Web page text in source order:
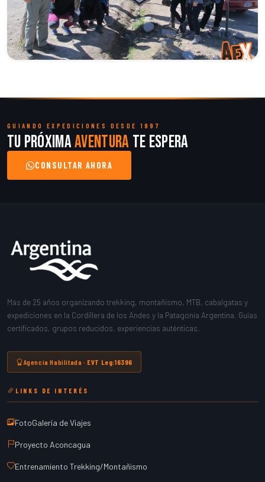
GUIANDO EXPEDICIONES DESDE 1997
Tu próximaaventura te espera
CONSULTAR AHORA
Más de 25 años organizando trekking, montañismo, MTB, cabalgatas y
expediciones en la Cordillera de los Andes y la Patagonia Argentina. Guías
certificados, grupos reducidos, experiencias auténticas.
Agencia Habilitada · EVT Leg:16396
LINKS DE INTERÉS
FotoGalería de Viajes
Proyecto Aconcagua
Entrenamiento Trekking/Montañismo